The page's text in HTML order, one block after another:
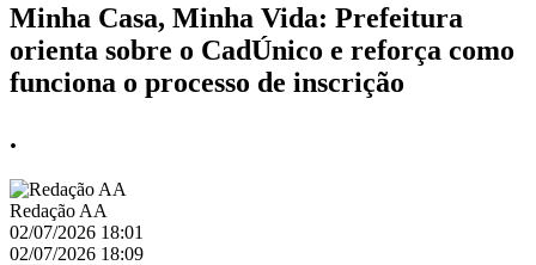
Minha Casa, Minha Vida: Prefeitura
orienta sobre o CadÚnico e reforça como
funciona o processo de inscrição
.
Redação AA
02/07/2026 18:01
02/07/2026 18:09